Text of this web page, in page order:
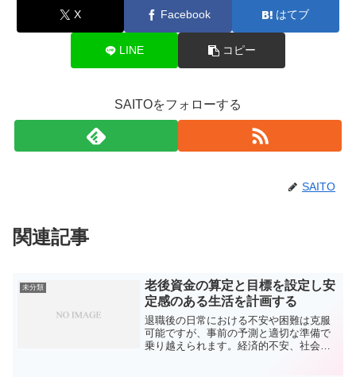
X Facebook はてブ
LINE コピー
SAITOをフォローする
SAITO
関連記事
未分類
老後資金の算定と目標を設定し安
定感のある生活を計画する
退職後の日常における不安や困難は克服
可能ですが、事前の予測と適切な準備で
乗り越えられます。経済的不安、社会的